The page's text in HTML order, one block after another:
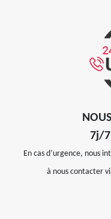
7j/7
En cas d’urgence, nous
à nous contacter